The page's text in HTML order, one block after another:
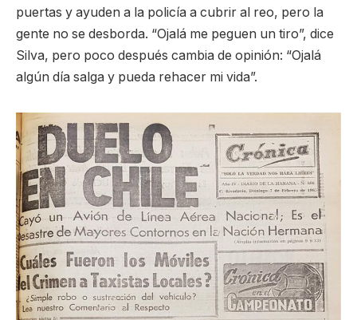
puertas y ayuden a la policía a cubrir al reo, pero la
gente no se desborda. “Ojalá me peguen un tiro”, dice
Silva, pero poco después cambia de opinión: “Ojalá
algún día salga y pueda rehacer mi vida”.